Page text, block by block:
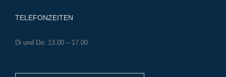
TELEFONZEITEN
Di und Do: 13.00 – 17.00